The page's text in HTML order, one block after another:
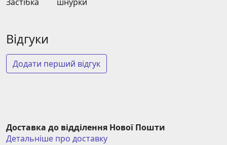
Відгуки
Додати перший відгук
Доставка до відділення Нової Пошти
Детальніше про доставку